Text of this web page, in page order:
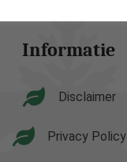
Informatie
Disclaimer
Privacy Policy